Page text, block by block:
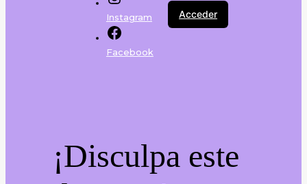
Instagram
Facebook
Acceder
¡Disculpa este